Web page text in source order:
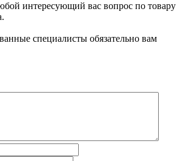
интересующий вас вопрос по товару
специалисты обязательно вам